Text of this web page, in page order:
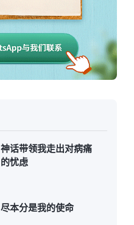
神话带领我走出对病痛
的忧虑
尽本分是我的使命